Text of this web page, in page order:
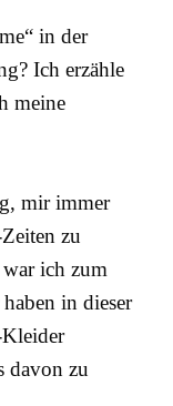
in der
Ich erzähle
meine
mir immer
zu
ich zum
in dieser
davon zu